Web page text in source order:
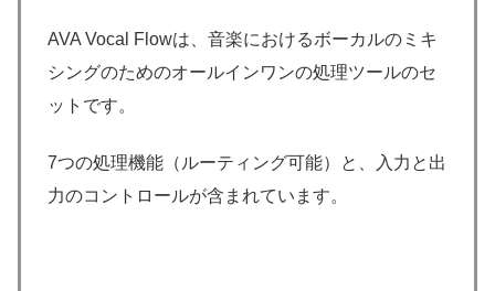
AVA Vocal Flowは、音楽におけるボーカルのミキ
シングのためのオールインワンの処理ツールのセ
ットです。
7つの処理機能（ルーティング可能）と、入力と出
力のコントロールが含まれています。